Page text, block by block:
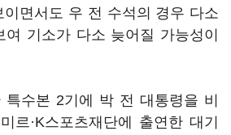
이면서도 우 전 수석의 경우 다소
기소가 다소 늦어질 가능성이
수본 2기에 박 전 대통령을 비
르·K스포츠재단에 출연한 대기